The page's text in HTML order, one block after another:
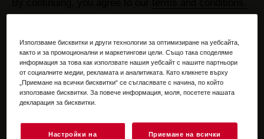
data, please review ourdata protection statement
Използваме бисквитки и други технологии за оптимизиране на уебсайта,
както и за промоционални и маркетингови цели. Също така споделяме
информация за това как използвате нашия уебсайт с нашите партньори
от социалните медии, рекламата и аналитиката. Като кликнете върху
„Приемане на всички бисквитки“ се съгласявате с начина, по който
използваме бисквитки. За повече информация, моля, посетете нашата
декларация за бисквитки.
Настройки на
Приемане на всички